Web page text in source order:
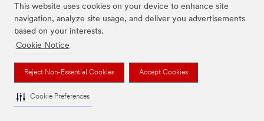
This website uses cookies on your device to enhance site
navigation, analyze site usage, and deliver you advertisements
based on your interests.
Cookie Notice
Reject Non-Essential Cookies Accept Cookies
Cookie Preferences